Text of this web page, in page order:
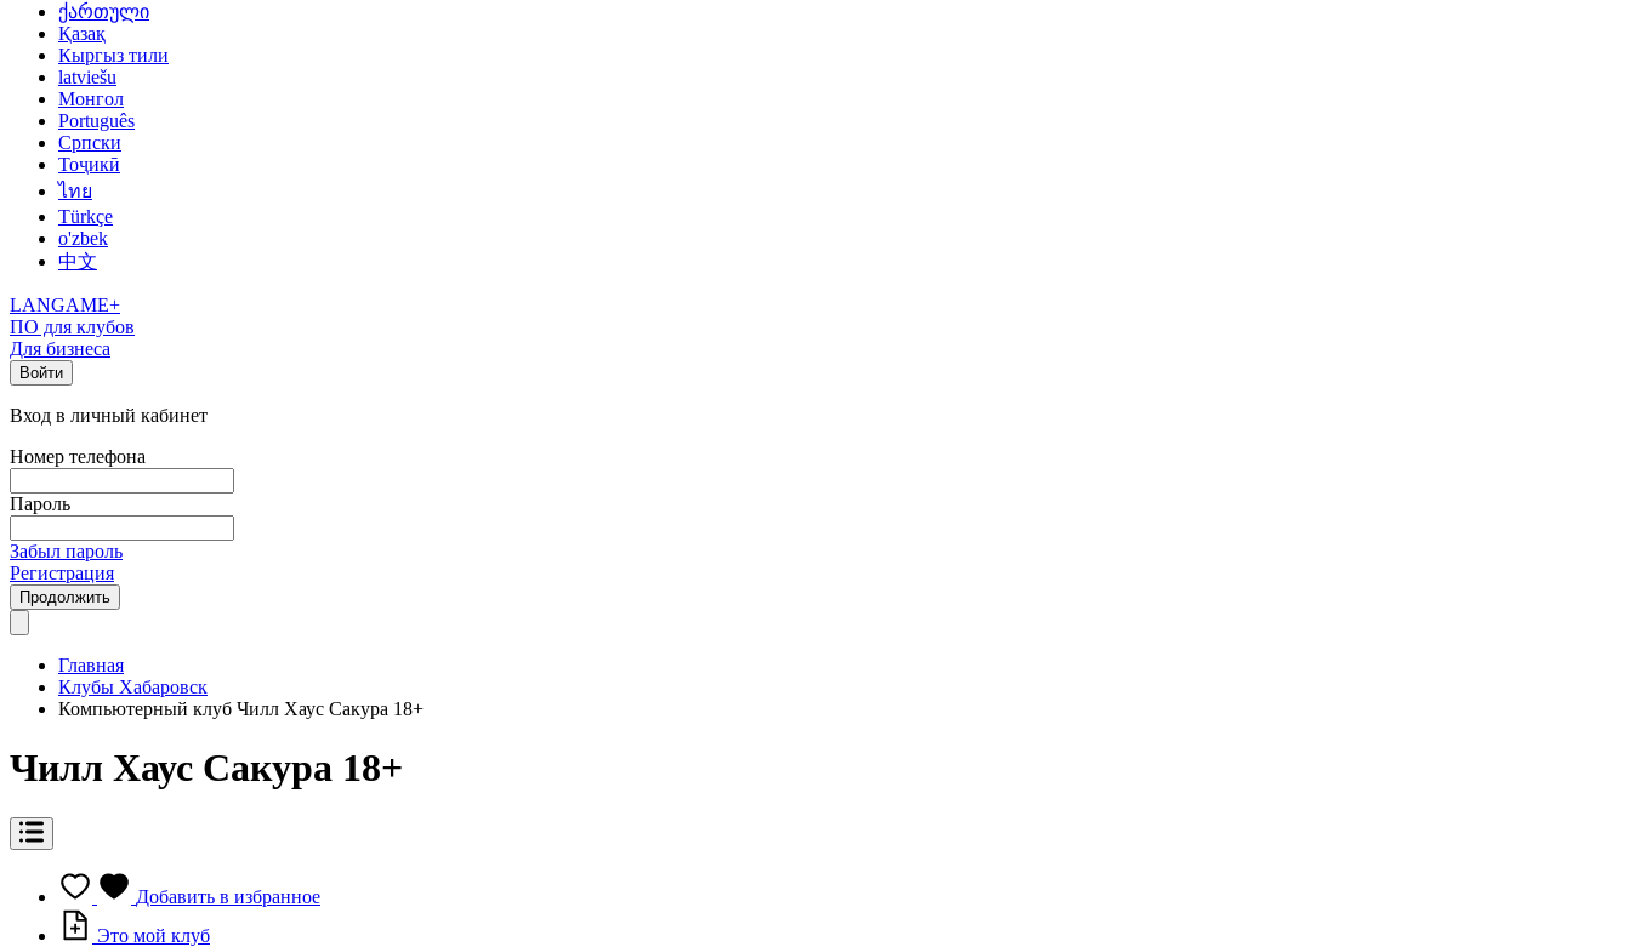
ქართული
Қазақ
Кыргыз тили
latviešu
Монгол
Português
Српски
Тоҷикӣ
ไทย
Türkçe
o'zbek
中文
LANGAME+
ПО для клубов
Для бизнеса
Войти
Вход в личный кабинет
Номер телефона
Пароль
Забыл пароль
Регистрация
Продолжить
Главная
Клубы Хабаровск
Компьютерный клуб Чилл Хаус Сакура 18+
Чилл Хаус Сакура 18+
Добавить в избранное
Это мой клуб